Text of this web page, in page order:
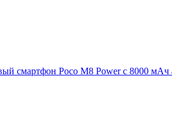
смартфон Poco M8 Power с 8000 мАч